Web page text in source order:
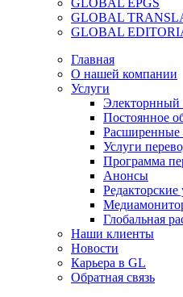
GLOBAL EPGS
GLOBAL
GLOBAL
Главная
О нашей компании
Услуги
Электорнный
Постоянное
Расширенные
Услуги
Программа
Анонсы
Редакторские
Глобальная
Наши клиенты
Новости
Карьера в GL
Обратная связь